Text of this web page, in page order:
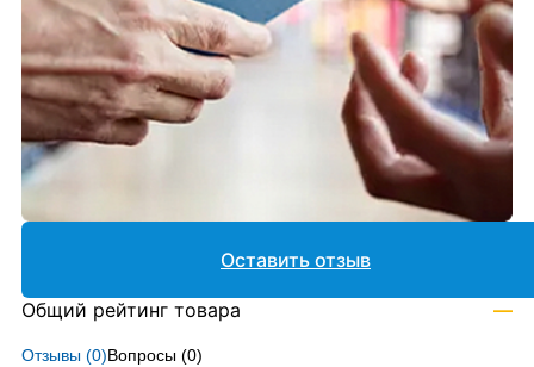
Отзывы (0)Вопросы (0)
Оставить отзыв
Общий рейтинг товара —